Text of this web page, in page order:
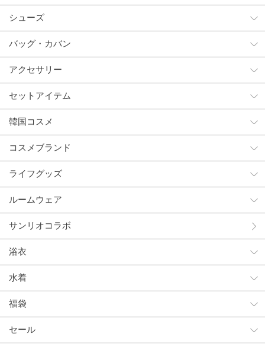
シューズ
バッグ・カバン
アクセサリー
セットアイテム
韓国コスメ
コスメブランド
ライフグッズ
ルームウェア
サンリオコラボ
浴衣
水着
福袋
セール